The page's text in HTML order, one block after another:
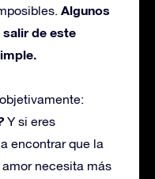
Algunos
de este
Y si eres
encontrar que la
necesita más